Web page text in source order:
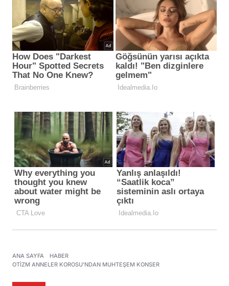
ANA SAYFA
HABER
OTIZM ANNELER KOROSU’NDAN MUHTEŞEM KONSER